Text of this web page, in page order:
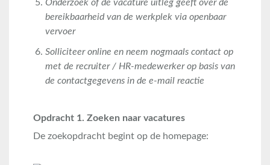
Onderzoek of de vacature uitleg geeft over de
bereikbaarheid van de werkplek via openbaar
vervoer
Solliciteer online en neem nogmaals contact op
met de recruiter / HR-medewerker op basis van
de contactgegevens in de e-mail reactie
Opdracht 1. Zoeken naar vacatures
De zoekopdracht begint op de homepage: